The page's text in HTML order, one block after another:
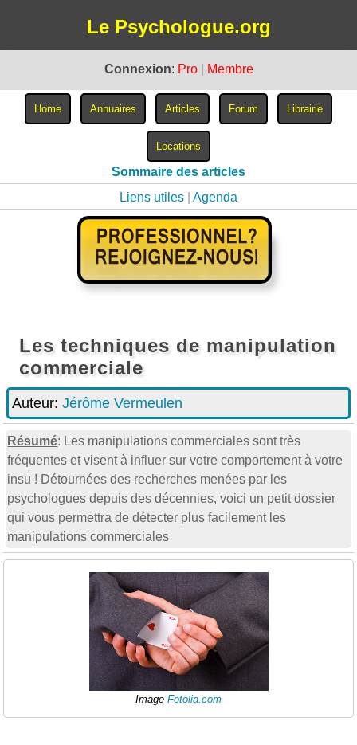
Le Psychologue.org
Connexion: Pro Membre
Sommaire des articles
Liens utiles
Agenda
Les techniques de manipulation
commerciale
Auteur:Jérôme Vermeulen
Résumé: Les manipulations commerciales sont très
fréquentes et visent à influer sur votre comportement à votre
insu ! Détournées des recherches menées par les
psychologues depuis des décennies, voici un petit dossier
qui vous permettra de détecter plus facilement les
manipulations commerciales
Image Fotolia.com